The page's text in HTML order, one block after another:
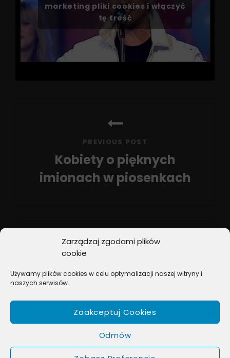
Zarządzaj zgodami plików
cookie
Używamy plików cookies w celu optymalizacji naszej witryny i
naszych serwisów.
Zaakceptuj Cookies
Odmów
marketing pliki cookies i włączyć
tę treść
PREVIOUS POST
Kobiety o pięknych
imionach w piosenkach
Na Listach Przebojów
Next